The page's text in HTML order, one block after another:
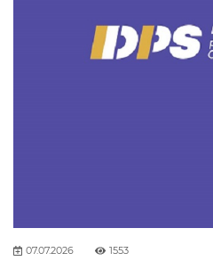
07.07.2026 1553